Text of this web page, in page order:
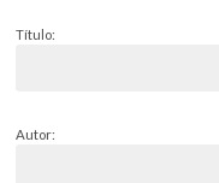
Título:
Autor: